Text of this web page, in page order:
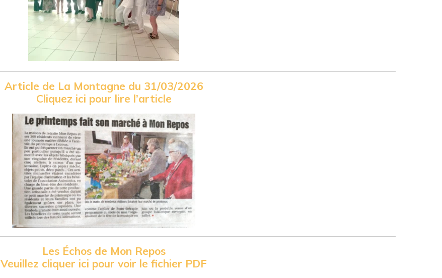
Article de La Montagne du 31/03/2026
Cliquez ici pour lire l’article
Les Échos de Mon Repos
Veuillez cliquer ici pour voir le fichier PDF